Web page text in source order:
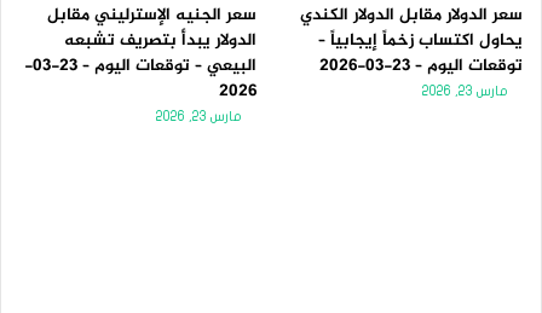
سعر الدولار مقابل الدولار الكندي
يحاول اكتساب زخماً إيجابياً –
توقعات اليوم – 23-03-2026
مارس 23, 2026
سعر الجنيه الإسترليني مقابل
الدولار يبدأ بتصريف تشبعه
البيعي – توقعات اليوم – 23-03-
2026
مارس 23, 2026